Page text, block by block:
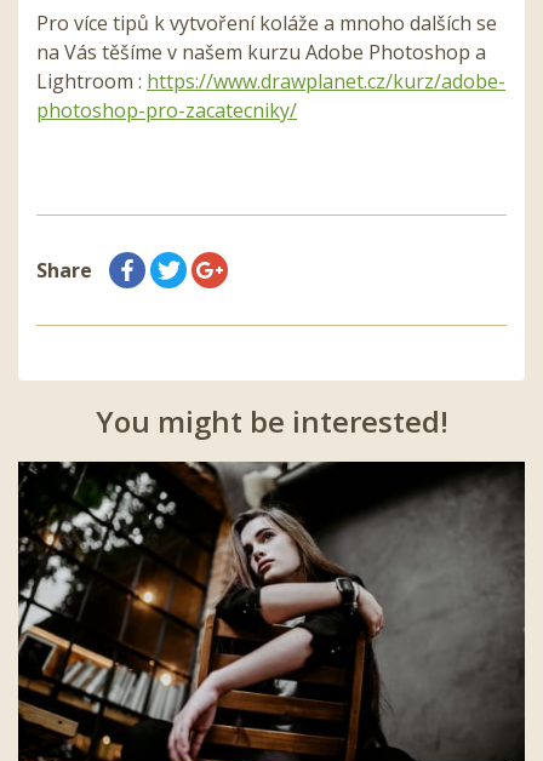
Pro více tipů k vytvoření koláže a mnoho dalších se
na Vás těšíme v našem kurzu Adobe Photoshop a
Lightroom : https://www.drawplanet.cz/kurz/adobe-
photoshop-pro-zacatecniky/
Share
You might be interested!